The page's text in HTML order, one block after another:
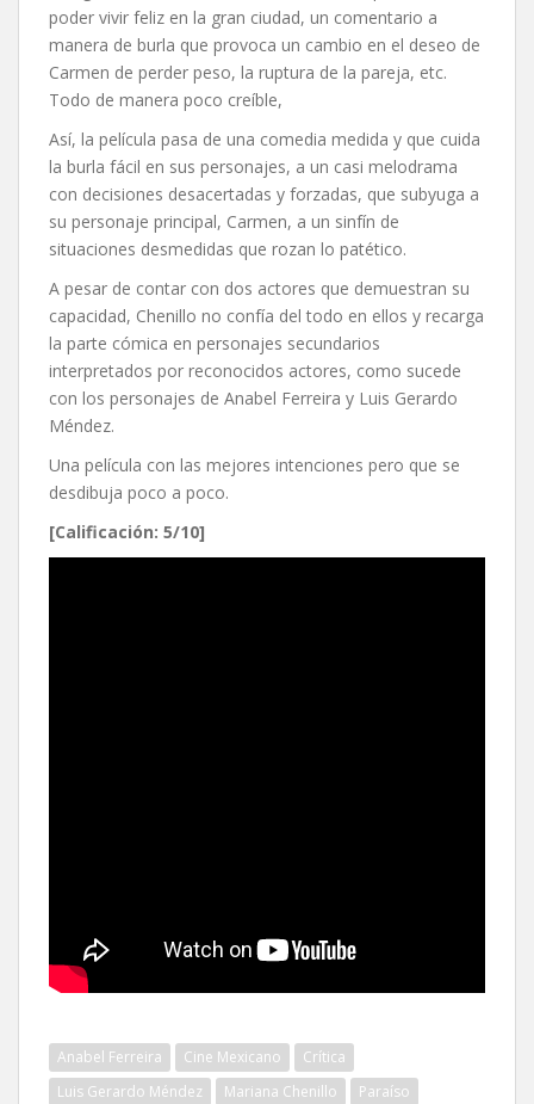
poder vivir feliz en la gran ciudad, un comentario a
manera de burla que provoca un cambio en el deseo de
Carmen de perder peso, la ruptura de la pareja, etc.
Todo de manera poco creíble,
Así, la película pasa de una comedia medida y que cuida
la burla fácil en sus personajes, a un casi melodrama
con decisiones desacertadas y forzadas, que subyuga a
su personaje principal, Carmen, a un sinfín de
situaciones desmedidas que rozan lo patético.
A pesar de contar con dos actores que demuestran su
capacidad, Chenillo no confía del todo en ellos y recarga
la parte cómica en personajes secundarios
interpretados por reconocidos actores, como sucede
con los personajes de Anabel Ferreira y Luis Gerardo
Méndez.
Una película con las mejores intenciones pero que se
desdibuja poco a poco.
[Calificación: 5/10]
Anabel Ferreira Cine Mexicano
Crítica
Luis Gerardo Méndez
Mariana Chenillo
Paraíso